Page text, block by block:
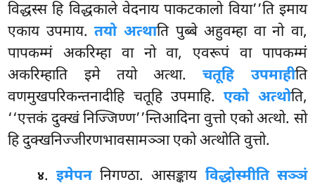
विद्धस्स हि विद्धकाले वेदनाय पाकटकालो विया’’ति इमाय
एकाय उपमाय.तयो अत्थाति पुब्बे अहुवम्हा वा नो वा,
पापकम्मं अकरिम्हा वा नो वा, एवरूपं वा पापकम्मं
अकरिम्हाति इमे तयो अत्था.चतूहि उपमाहीति
वणमुखपरिकन्तनादीहि चतूहि उपमाहि.एको अत्थोति,
‘‘एत्तकं दुक्खं निज्जिण्ण’’न्तिआदिनावुत्तो एको अत्थो. सो
हि दुक्खनिज्जीरणभावसामञ्ञा एको अत्थोति वुत्तो.
४.इमेपननिगण्ठा. आसङ्काय विद्धोस्मीति सञ्ञं